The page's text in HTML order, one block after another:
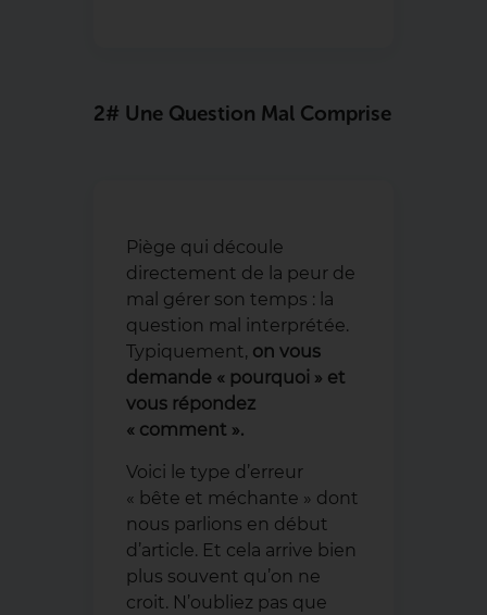
2# Une Question Mal Comprise
Piège qui découle
directement de la peur de
mal gérer son temps : la
question mal interprétée.
Typiquement, on vous
demande « pourquoi » et
vous répondez
« comment ».
Voici le type d’erreur
« bête et méchante » dont
nous parlions en début
d’article. Et cela arrive bien
plus souvent qu’on ne
croit. N’oubliez pas que